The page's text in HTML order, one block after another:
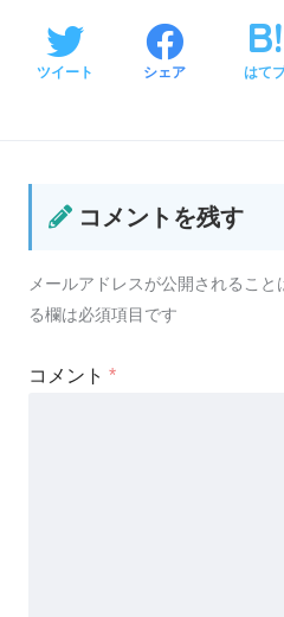
ツイート シェア はて
コメントを残す
メールアドレスが公開されること
る欄は必須項目です
コメント *